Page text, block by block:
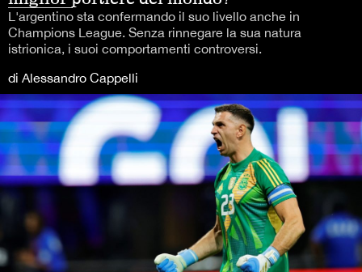
L'argentino sta confermando il suo livello anche in
Champions League. Senza rinnegare la sua natura
istrionica, i suoi comportamenti controversi.
di Alessandro Cappelli